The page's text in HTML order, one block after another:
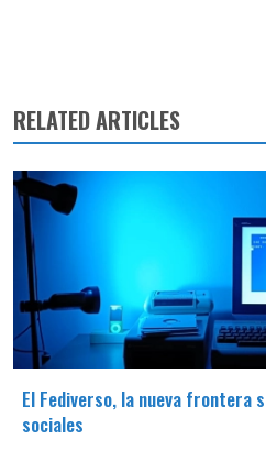
RELATED ARTICLES
El Fediverso, la nueva frontera
sociales